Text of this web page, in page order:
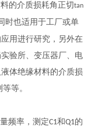
的介质损耗角正切tan
时也适用于工厂或单
用进行研究，另外在
验所、变压器厂、电
体绝缘材料的介质损
等。
频率，测定C1和Q1的